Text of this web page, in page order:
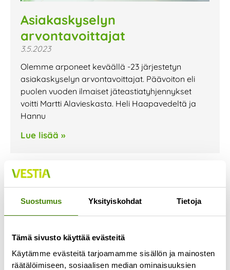
Suostumus Yksityiskohdat Tietoja
Tämä sivusto käyttää evästeitä
Käytämme evästeitä tarjoamamme sisällön ja mainosten
räätälöimiseen, sosiaalisen median ominaisuuksien
Asiakaskyselyn
arvontavoittajat
3.5.2023
Olemme arponeet keväällä -23 järjestetyn
asiakaskyselyn arvontavoittajat. Päävoiton eli
puolen vuoden ilmaiset jäteastiatyhjennykset
voitti Martti Alavieskasta. Heli Haapavedeltä ja
Hannu
Lue lisää »